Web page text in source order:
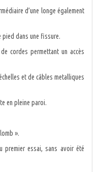
d’une longe également
dans une fissure.
cordes permettant un accès
et de câbles metalliques
en pleine paroi.
».
premier essai, sans avoir été